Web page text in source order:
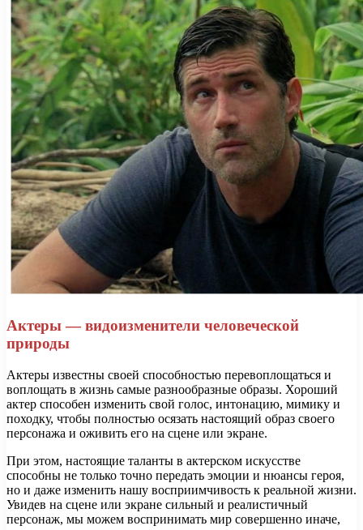
Актеры — видоизменители человеческой
природы
Актеры известны своей способностью перевоплощаться и
воплощать в жизнь самые разнообразные образы. Хороший
актер способен изменить свой голос, интонацию, мимику и
походку, чтобы полностью осязать настоящий образ своего
персонажа и оживить его на сцене или экране.
При этом, настоящие таланты в актерском искусстве
способны не только точно передать эмоции и нюансы героя,
но и даже изменить нашу восприимчивость к реальной жизни.
Увидев на сцене или экране сильный и реалистичный
персонаж, мы можем воспринимать мир совершенно иначе,